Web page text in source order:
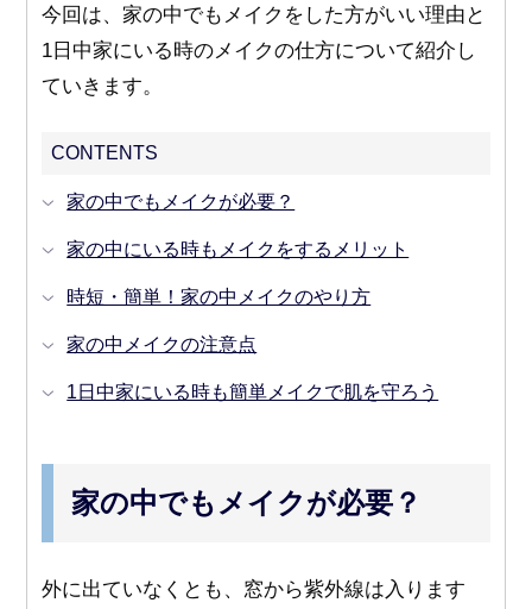
今回は、家の中でもメイクをした方がいい理由と
1日中家にいる時のメイクの仕方について紹介し
ていきます。
CONTENTS
家の中でもメイクが必要？
家の中にいる時もメイクをするメリット
時短・簡単！家の中メイクのやり方
家の中メイクの注意点
1日中家にいる時も簡単メイクで肌を守ろう
家の中でもメイクが必要？
外に出ていなくとも、窓から紫外線は入ります